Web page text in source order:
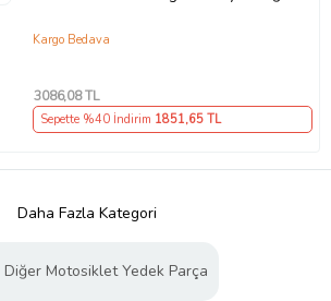
Kargo Bedava
3086,08 TL
Sepette %40 İndirim 1851,65 TL
Daha Fazla Kategori
Diğer Motosiklet Yedek Parça